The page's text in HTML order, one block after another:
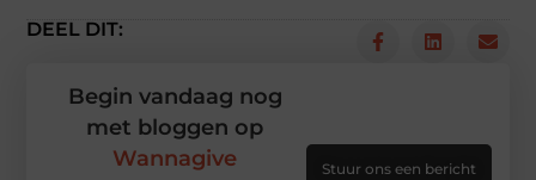
DEEL DIT:
Begin vandaag nog
met bloggen op
Wannagive
Stuur ons een bericht